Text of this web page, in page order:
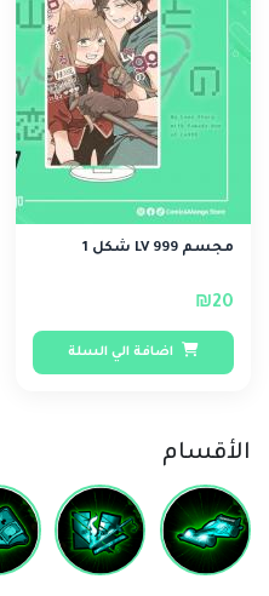
مجسم LV 999 شكل 1
₪20
اضافة الي السلة
الأقسام